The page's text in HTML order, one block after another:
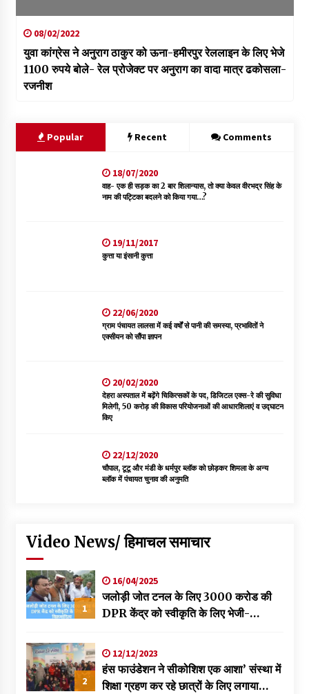
08/02/2022
युवा कांग्रेस ने अनुराग ठाकुर को ऊना-हमीरपुर रेललाइन के लिए भेजे
1100 रुपये बोले- रेल प्रोजेक्ट पर अनुराग का वादा मात्र ढकोसला-
रजनीश
Popular Recent Comments
18/07/2020
वाह- एक ही सड़क का 2 बार शिलान्यास, तो क्या केवल वीरभद्र सिंह के
नाम की पट्टिका बदलने को किया गया…?
19/11/2017
कुत्ता या इंसानी कुत्ता
22/06/2020
ग्राम पंचायत लालसा में कई वर्षों से पानी की समस्या, प्रभावितों ने
एक्सीयन को सौंपा ज्ञापन
20/02/2020
देहरा अस्पताल में बढ़ेंगे चिकित्सकों के पद, डिजिटल एक्स-रे की सुविधा
मिलेगी, 50 करोड़ की विकास परियोजनाओं की आधारशिलाएं व उद्घाटन
किए
22/12/2020
चौपाल, टूटू और मंडी के धर्मपुर ब्लॉक को छोड़कर शिमला के अन्य
ब्लॉक में पंचायत चुनाव की अनुमति
Video News/ हिमाचल समाचार
1
16/04/2025
जलोड़ी जोत टनल के लिए 3000 करोड की
DPR केंद्र को स्वीकृति के लिए भेजी-
2
12/12/2023
हंस फाउंडेशन ने सीकोशिश एक आशा’ संस्था में
शिक्षा ग्रहण कर रहे छात्रों के लिए लगाया